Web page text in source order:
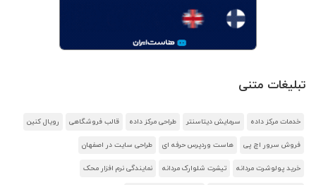
تبلیغات متنی
خدمات مرکز داده سرمایش دیتاسنتر طراحی مرکز داده قالب فروشگاهی رویال کنین
فروش سرور اچ پی هاست وردپرس حرفه ای طراحی سایت در اصفهان
خرید پولوشرت مردانه تیشرت شلوارک مردانه نمایندگی نرم افزار محک